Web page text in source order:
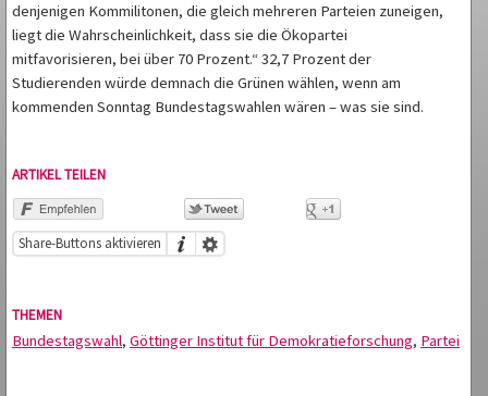
denjenigen Kommilitonen, die gleich mehreren Parteien zuneigen,
liegt die Wahrscheinlichkeit, dass sie die Ökopartei
mitfavorisieren, bei über 70 Prozent.“ 32,7 Prozent der
Studierenden würde demnach die Grünen wählen, wenn am
kommenden Sonntag Bundestagswahlen wären – was sie sind.
ARTIKEL TEILEN
Share-Buttons aktivieren
THEMEN
Bundestagswahl, Göttinger Institut für Demokratieforschung, Partei